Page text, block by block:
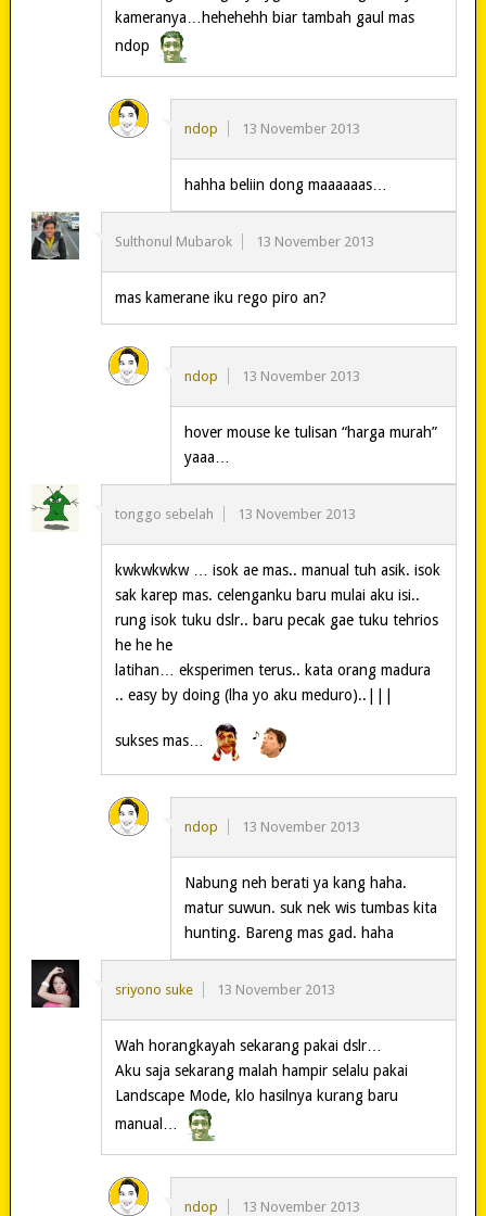
kameranya…hehehehh biar tambah gaul mas
ndop
ndop 13 November 2013
hahha beliin dong maaaaaas…
Sulthonul Mubarok 13 November 2013
mas kamerane iku rego piro an?
ndop 13 November 2013
hover mouse ke tulisan “harga murah”
yaaa…
tonggo sebelah 13 November 2013
kwkwkwkw … isok ae mas.. manual tuh asik. isok
sak karep mas. celenganku baru mulai aku isi..
rung isok tuku dslr.. baru pecak gae tuku tehrios
he he he
latihan… eksperimen terus.. kata orang madura
.. easy by doing (lha yo aku meduro)..|||
sukses mas…
ndop 13 November 2013
Nabung neh berati ya kang haha.
matur suwun. suk nek wis tumbas kita
hunting. Bareng mas gad. haha
sriyono suke 13 November 2013
Wah horangkayah sekarang pakai dslr…
Aku saja sekarang malah hampir selalu pakai
Landscape Mode, klo hasilnya kurang baru
manual…
ndop 13 November 2013